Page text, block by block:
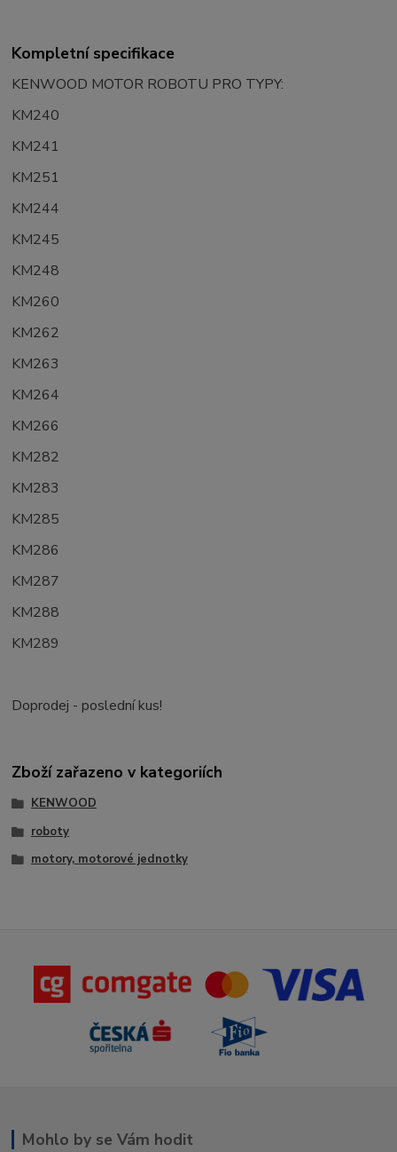
Kompletní specifikace
KENWOOD MOTOR ROBOTU PRO TYPY:
KM240
KM241
KM251
KM244
KM245
KM248
KM260
KM262
KM263
KM264
KM266
KM282
KM283
KM285
KM286
KM287
KM288
KM289
Doprodej - poslední kus!
Zboží zařazeno v kategoriích
KENWOOD
roboty
motory, motorové jednotky
Mohlo by se Vám hodit